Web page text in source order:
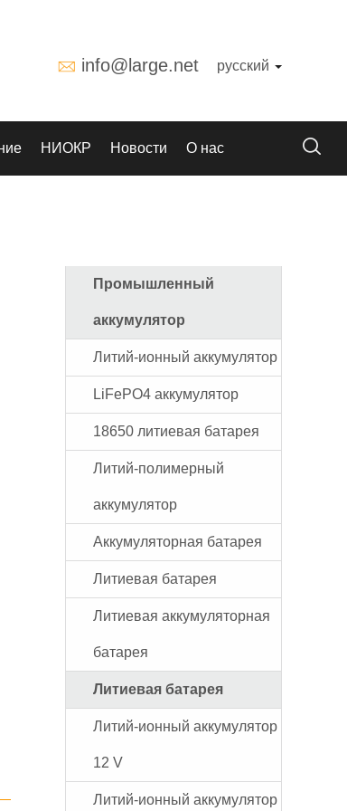
info@large.net русский
НИОКР Новости О нас
Промышленный
аккумулятор
Литий-ионный аккумулятор
LiFePO4 аккумулятор
18650 литиевая батарея
Литий-полимерный
аккумулятор
Аккумуляторная батарея
Литиевая батарея
Литиевая аккумуляторная
батарея
Литиевая батарея
Литий-ионный аккумулятор
12 V
Литий-ионный аккумулятор